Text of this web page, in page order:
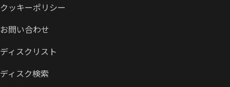
クッキーポリシー
お問い合わせ
ディスクリスト
ディスク検索